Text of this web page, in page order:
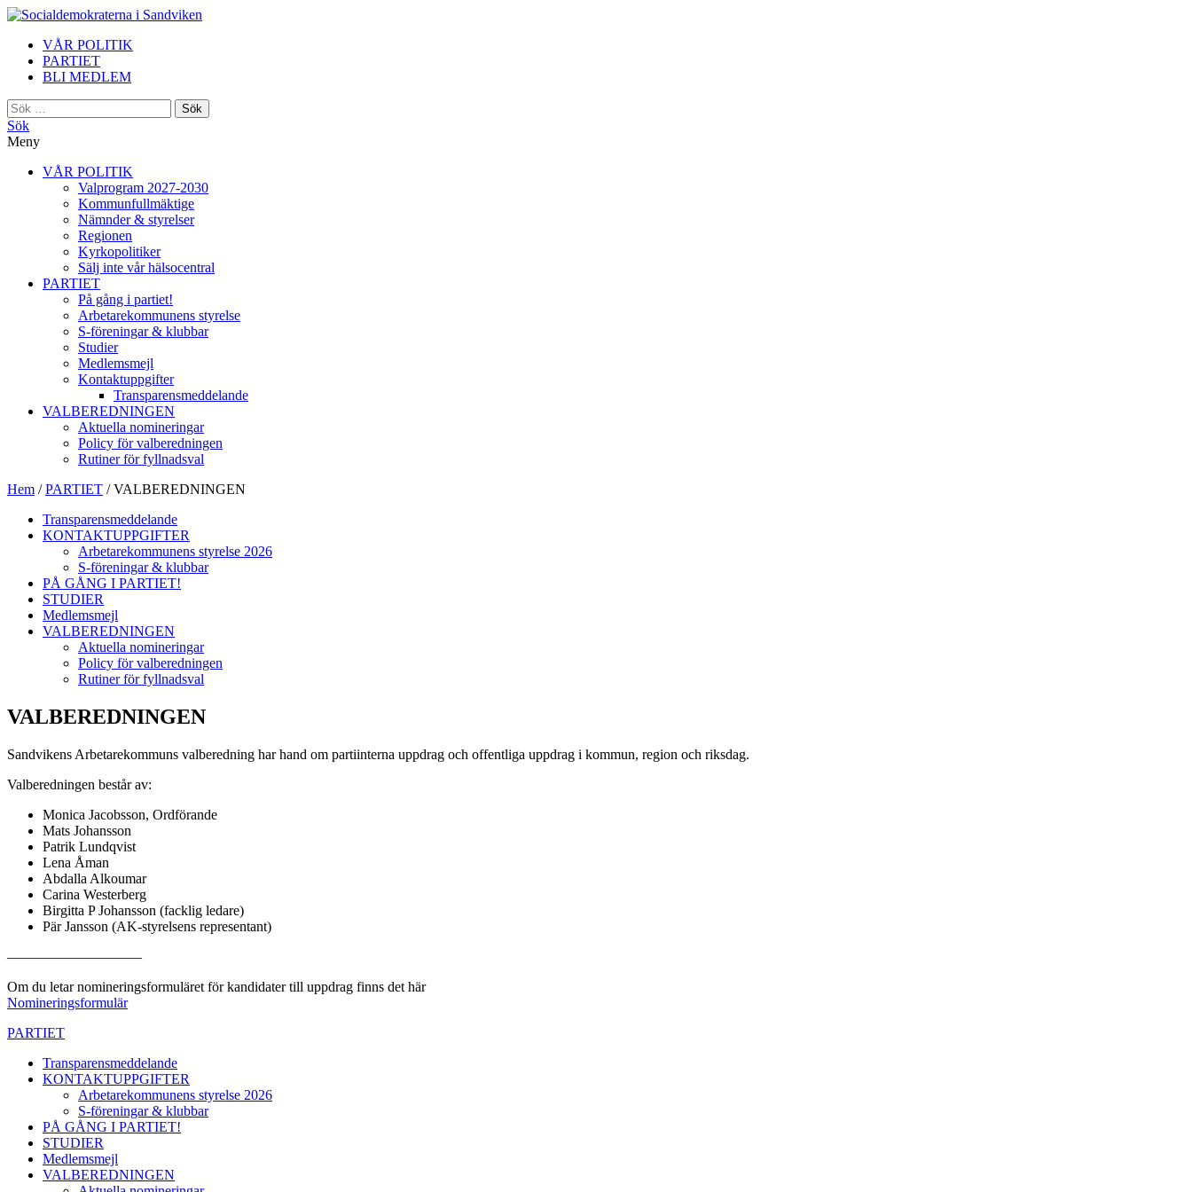
i Sandviken
VÅR POLITIK
PARTIET
BLI MEDLEM
Sök
efter:
Sök
Meny
VÅR POLITIK
Valprogram 2027-2030
Kommunfullmäktige
Nämnder & styrelser
Regionen
Kyrkopolitiker
Sälj inte vår hälsocentral
PARTIET
På gång i partiet!
Arbetarekommunens styrelse
S-föreningar & klubbar
Studier
Medlemsmejl
Kontaktuppgifter
Transparensmeddelande
VALBEREDNINGEN
Aktuella nomineringar
Policy för valberedningen
Rutiner för fyllnadsval
Hem /PARTIET /VALBEREDNINGEN
Transparensmeddelande
KONTAKTUPPGIFTER
Arbetarekommunens styrelse 2026
S-föreningar & klubbar
PÅ GÅNG I PARTIET!
STUDIER
Medlemsmejl
VALBEREDNINGEN
Aktuella nomineringar
Policy för valberedningen
Rutiner för fyllnadsval
VALBEREDNINGEN
Sandvikens Arbetarekommuns valberedning har hand om partiinterna uppdrag och offentliga uppdrag i kommun, region och riksdag.
Valberedningen består av:
Monica Jacobsson, Ordförande
Mats Johansson
Patrik Lundqvist
Lena Åman
Abdalla Alkoumar
Carina Westerberg
Birgitta P Johansson (facklig ledare)
Pär Jansson (AK-styrelsens representant)
—————————–
Om du letar nomineringsformuläret för kandidater till uppdrag finns det här
Nomineringsformulär
PARTIET
Transparensmeddelande
KONTAKTUPPGIFTER
Arbetarekommunens styrelse 2026
S-föreningar & klubbar
PÅ GÅNG I PARTIET!
STUDIER
Medlemsmejl
VALBEREDNINGEN